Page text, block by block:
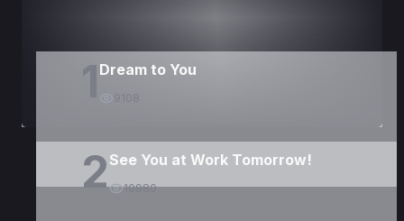
1 Dream to You
9108
2See You at Work Tomorrow!
10980